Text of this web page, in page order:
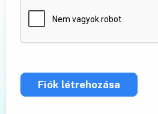
Fiók létrehozása